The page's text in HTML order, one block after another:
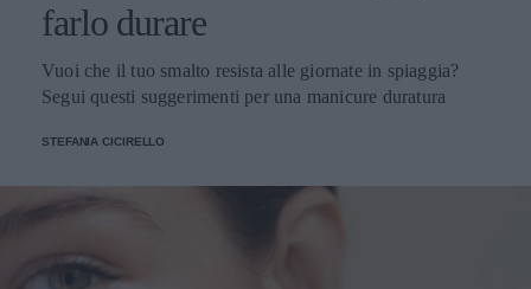
farlo durare
Vuoi che il tuo smalto resista alle giornate in spiaggia?
Segui questi suggerimenti per una manicure duratura
STEFANIA CICIRELLO